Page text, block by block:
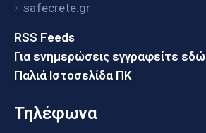
safecrete.gr
RSS Feeds
Για ενημερώσεις εγγραφείτε εδώ
Παλιά Ιστοσελίδα ΠΚ
Τηλέφωνα